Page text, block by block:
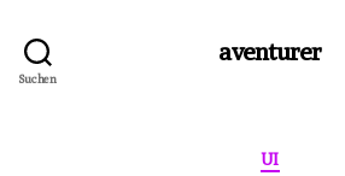
Suchen
aventurer
UI